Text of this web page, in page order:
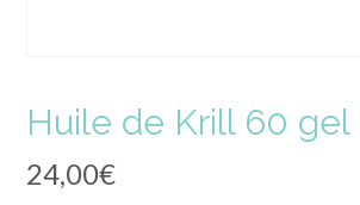
Huile de Krill 60 gel
24,00€